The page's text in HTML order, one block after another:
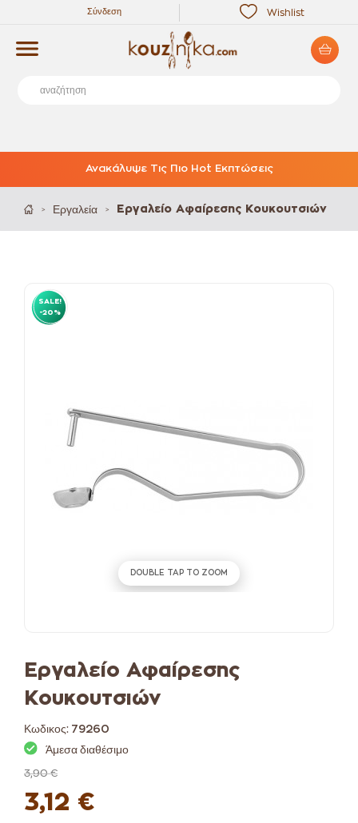
Wishlist
Σύνδεση
Ανακάλυψε Τις Πιο Hot Εκπτώσεις
> Εργαλεία > Εργαλείο Αφαίρεσης Κουκουτσιών
SALE!
-20%
DOUBLE TAP TO ZOOM
Εργαλείο Αφαίρεσης
Κουκουτσιών
Κωδικος: 79260
Άμεσα διαθέσιμο
3,90 €
3,12 €